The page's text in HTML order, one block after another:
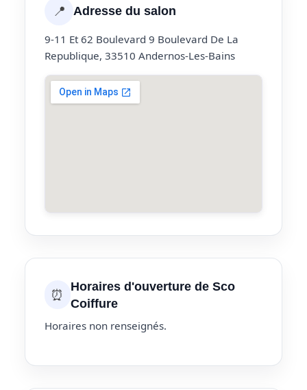
📍 Adresse du salon
9-11 Et 62 Boulevard 9 Boulevard De La
Republique, 33510 Andernos-Les-Bains
⏰
Horaires d'ouverture de Sco
Coiffure
Horaires non renseignés.